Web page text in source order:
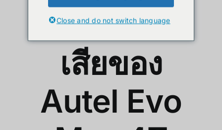
ข้อดีและข้อ
เสียของ
Autel Evo
Close and do not switch language